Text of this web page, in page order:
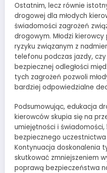
Ostatnim, lecz równie
drogowej dla młodych
świadomości zagrożeń
drogowym. Młodzi
ryzyku związanym z
telefonu podczas jazdy,
bezpiecznej odległości
tych zagrożeń pozwoli
bardziej odpowiedzialne
Podsumowując, edukacja
kierowców skupia się na
umiejętności i
bezpiecznego
Kontynuacja doskonalenia
skutkować zmniejszeniem
poprawą bezpieczeństwa